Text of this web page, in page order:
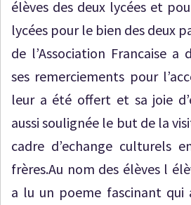
élèves des deux lycées et
lycées pour le bien des deux
de l’Association Francaise
ses remerciements pour
leur a été offert et sa joie
aussi soulignée le but de la
cadre d’echange culturels
frères.Au nom des élèves l
a lu un poeme fascinant qui